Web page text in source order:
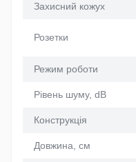
Захисний кожух
Розетки
Режим роботи
Рівень шуму, dB
Конструкція
Довжина, см